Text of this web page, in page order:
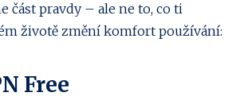
část pravdy – ale ne to, co ti
životě změní komfort používání:
Free